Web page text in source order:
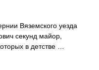
Вяземского уезда
секунд майор,
в детстве …